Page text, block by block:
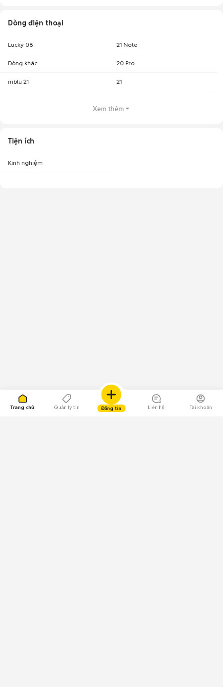
Trang chủ Quản lý tin Đăng tin Liên hệ Tài khoản
Dòng điện thoại
Lucky 08 21 Note
Dòng khác 20 Pro
mblu 21 21
Xem thêm
Tiện ích
Kinh nghiệm